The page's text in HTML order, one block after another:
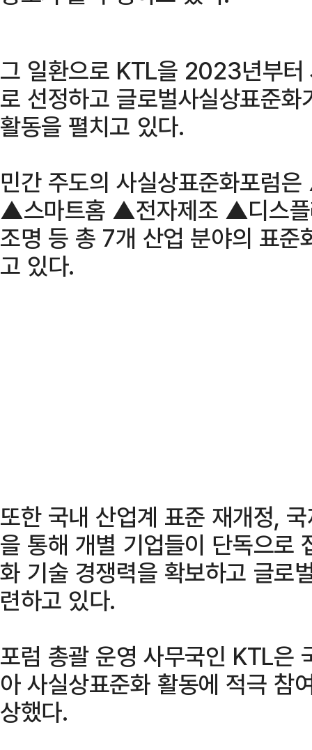
그 일환으로 KTL을 2023년부터
로 선정하고 글로벌사실상표준
활동을 펼치고 있다.
민간 주도의 사실상표준화포럼
▲스마트홈 ▲전자제조 ▲디스
조명 등 총 7개 산업 분야의 표준
고 있다.
또한 국내 산업계 표준 재개정,
을 통해 개별 기업들이 단독으로
화 기술 경쟁력을 확보하고 글로
련하고 있다.
포럼 총괄 운영 사무국인 KTL은
아 사실상표준화 활동에 적극 참
상했다.